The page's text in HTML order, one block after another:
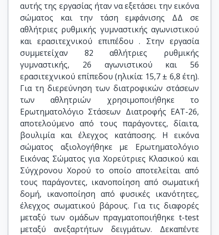
αυτής της εργασίας ήταν να εξετάσει την εικόνα
σώματος και την τάση εμφάνισης ΔΔ σε
αθλήτριες ρυθμικής γυμναστικής αγωνιστικού
και ερασιτεχνικού επιπέδου . Στην εργασία
συμμετείχαν 82 αθλήτριες ρυθμικής
γυμναστικής, 26 αγωνιστικού και 56
ερασιτεχνικού επίπεδου (ηλικία: 15,7 ± 6,8 έτη).
Για τη διερεύνηση των διατροφικών στάσεων
των αθλητριών χρησιμοποιήθηκε το
Ερωτηματολόγιο Στάσεων Διατροφής EAT-26,
αποτελούμενο από τους παράγοντες, δίαιτα,
βουλιμία και έλεγχος κατάποσης. Η εικόνα
σώματος αξιολογήθηκε με Ερωτηματολόγιο
Εικόνας Σώματος για Χορεύτριες Κλασικού και
Σύγχρονου Χορού το οποίο αποτελείται από
τους παράγοντες, ικανοποίηση από σωματική
δομή, ικανοποίηση από φυσικές ικανότητες,
έλεγχος σωματικού βάρους. Για τις διαφορές
μεταξύ των ομάδων πραγματοποιήθηκε t-test
μεταξύ ανεξαρτήτων δειγμάτων. Δεκαπέντε